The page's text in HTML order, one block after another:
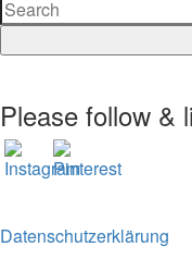
Please follow &
Datenschutzerklärung